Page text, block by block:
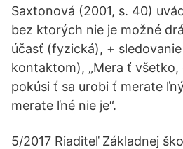
Saxtonová (2001, s. 40)
bez ktorých nie je možné
účasť (fyzická), +
kontaktom), „Mera ť všetko,
pokúsi ť sa urobi ť merate
merate ľné nie je“.
5/2017 Riaditeľ Základnej